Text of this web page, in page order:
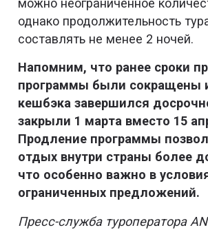
можно неограниченное
однако продолжительность
составлять не менее 2 ночей.
Напомним, что ранее сроки
программы были сокращены
кешбэка завершился
закрыли 1 марта вместо 15
Продление программы
отдых внутри страны более
что особенно важно в
ограниченных предложений.
Пресс-служба туроператора